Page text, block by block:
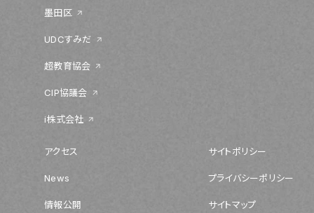
墨田区
UDCすみだ
超教育協会
CIP協議会
i株式会社
アクセス
News
情報公開
サイトポリシー
プライバシーポリシー
サイトマップ